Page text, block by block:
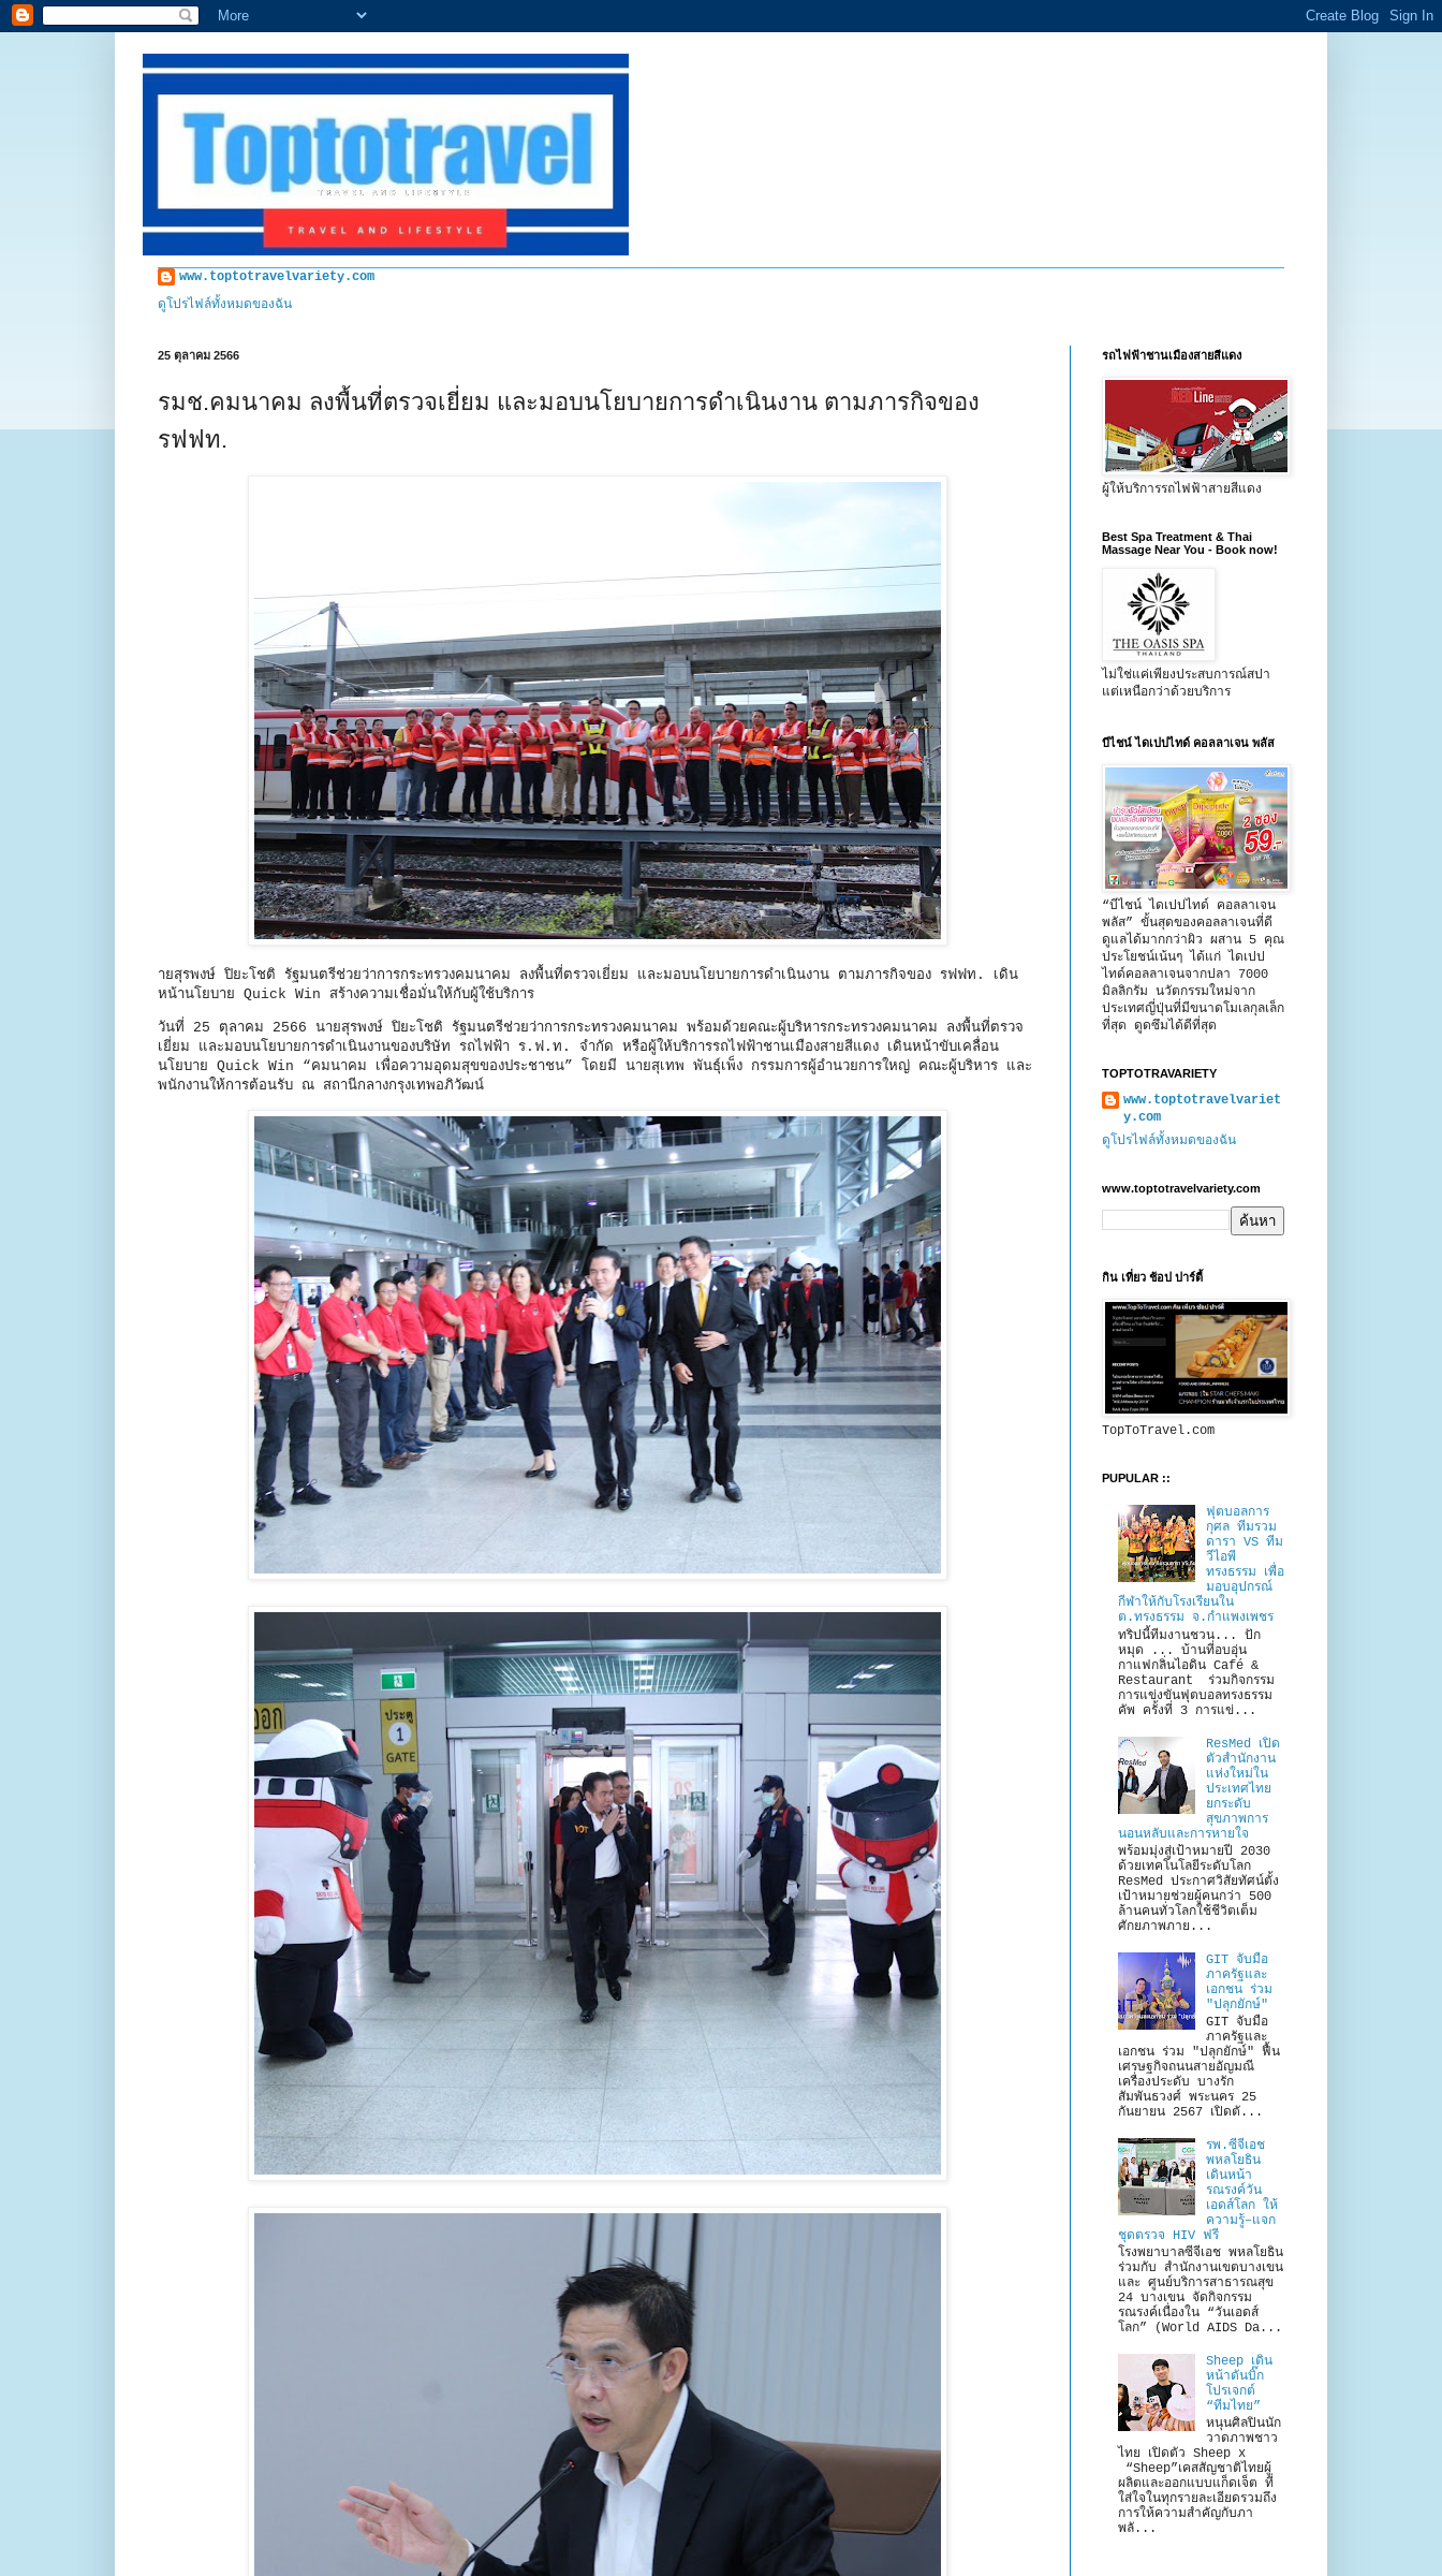
www.toptotravelvariety.com
ดูโปรไฟล์ทั้งหมดของฉัน
25 ตุลาคม 2566
รมช.คมนาคม ลงพื้นที่ตรวจเยี่ยม และมอบนโยบายการดำเนินงาน ตามภารกิจของ
รฟฟท.
ายสุรพงษ์ ปิยะโชติ รัฐมนตรีช่วยว่าการกระทรวงคมนาคม ลงพื้นที่ตรวจเยี่ยม และมอบนโยบายการดำเนินงาน ตามภารกิจของ รฟฟท. เดิน
หน้านโยบาย Quick Win สร้างความเชื่อมั่นให้กับผู้ใช้บริการ
วันที่ 25 ตุลาคม 2566 นายสุรพงษ์ ปิยะโชติ รัฐมนตรีช่วยว่าการกระทรวงคมนาคม พร้อมด้วยคณะผู้บริหารกระทรวงคมนาคม ลงพื้นที่ตรวจ
เยี่ยม และมอบนโยบายการดำเนินงานของบริษัท รถไฟฟ้า ร.ฟ.ท. จำกัด หรือผู้ให้บริการรถไฟฟ้าชานเมืองสายสีแดง เดินหน้าขับเคลื่อน
นโยบาย Quick Win “คมนาคม เพื่อความอุดมสุขของประชาชน” โดยมี นายสุเทพ พันธุ์เพ็ง กรรมการผู้อำนวยการใหญ่ คณะผู้บริหาร และ
พนักงานให้การต้อนรับ ณ สถานีกลางกรุงเทพอภิวัฒน์
รถไฟฟ้าชานเมืองสายสีแดง
ผู้ให้บริการรถไฟฟ้าสายสีแดง
Best Spa Treatment & Thai
Massage Near You - Book now!
ไม่ใช่แค่เพียงประสบการณ์สปา
แต่เหนือกว่าด้วยบริการ
บีไชน์ ไดเปปไทด์ คอลลาเจน พลัส
“บีไชน์ ไดเปปไทด์ คอลลาเจน
พลัส” ขั้นสุดของคอลลาเจนที่ดี
ดูแลได้มากกว่าผิว ผสาน 5 คุณ
ประโยชน์เน้นๆ ได้แก่ ไดเปป
ไทด์คอลลาเจนจากปลา 7000
มิลลิกรัม นวัตกรรมใหม่จาก
ประเทศญี่ปุ่นที่มีขนาดโมเลกุลเล็ก
ที่สุด ดูดซึมได้ดีที่สุด
TOPTOTRAVARIETY
www.toptotravelvariet
y.com
ดูโปรไฟล์ทั้งหมดของฉัน
www.toptotravelvariety.com
กิน เที่ยว ช้อป ปาร์ตี้
TopToTravel.com
PUPULAR ::
ฟุตบอลการ
กุศล ทีมรวม
ดารา VS ทีม
วีไอพี
ทรงธรรม เพื่อ
มอบอุปกรณ์
กีฬาให้กับโรงเรียนใน
ต.ทรงธรรม จ.กำแพงเพชร
ทริปนี้ทีมงานชวน... ปัก
หมุด ... บ้านที่อบอุ่น
กาแฟกลิ่นไอดิน Café &
Restaurant ร่วมกิจกรรม
การแข่งขันฟุตบอลทรงธรรม
คัพ ครั้งที่ 3 การแข่...
ResMed เปิด
ตัวสำนักงาน
แห่งใหม่ใน
ประเทศไทย
ยกระดับ
สุขภาพการ
นอนหลับและการหายใจ
พร้อมมุ่งสู่เป้าหมายปี 2030
ด้วยเทคโนโลยีระดับโลก
ResMed ประกาศวิสัยทัศน์ตั้ง
เป้าหมายช่วยผู้คนกว่า 500
ล้านคนทั่วโลกใช้ชีวิตเต็ม
ศักยภาพภาย...
GIT จับมือ
ภาครัฐและ
เอกชน ร่วม
"ปลุกยักษ์"
GIT จับมือ
ภาครัฐและ
เอกชน ร่วม "ปลุกยักษ์" ฟื้น
เศรษฐกิจถนนสายอัญมณี
เครื่องประดับ บางรัก
สัมพันธวงศ์ พระนคร 25
กันยายน 2567 เปิดตั...
รพ.ซีจีเอช
พหลโยธิน
เดินหน้า
รณรงค์วัน
เอดส์โลก ให้
ความรู้–แจก
ชุดตรวจ HIV ฟรี
โรงพยาบาลซีจีเอช พหลโยธิน
ร่วมกับ สำนักงานเขตบางเขน
และ ศูนย์บริการสาธารณสุข
24 บางเขน จัดกิจกรรม
รณรงค์เนื่องใน “วันเอดส์
โลก” (World AIDS Da...
Sheep เดิน
หน้าดันบิ๊ก
โปรเจกต์
“ทีมไทย”
หนุนศิลปินนัก
วาดภาพชาว
ไทย เปิดตัว Sheep x
“Sheep”เคสสัญชาติไทยผู้
ผลิตและออกแบบแก็ดเจ็ต ที่
ใส่ใจในทุกรายละเอียดรวมถึง
การให้ความสำคัญกับภา
พลั...